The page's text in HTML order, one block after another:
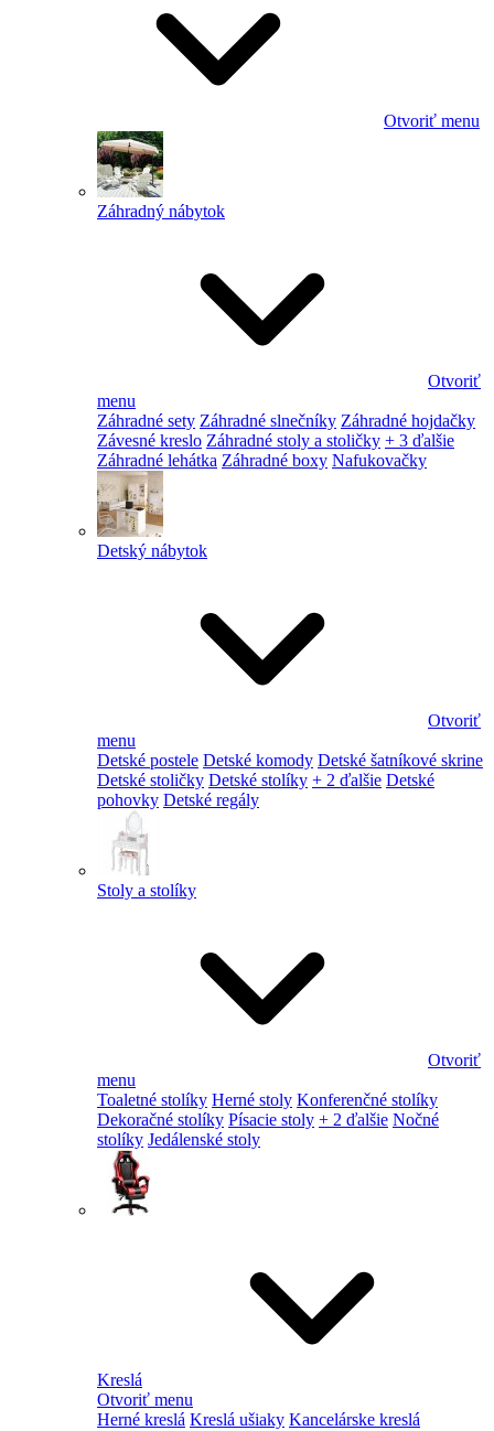
Otvoriť menu
Záhradný nábytok
Otvoriť
menu
Záhradné sety Záhradné slnečníky Záhradné hojdačky
Závesné kreslo Záhradné stoly a stoličky + 3 ďalšie
Záhradné lehátka Záhradné boxy Nafukovačky
Detský nábytok
Otvoriť
menu
Detské postele Detské komody Detské šatníkové skrine
Detské stoličky Detské stolíky + 2 ďalšie Detské
pohovky Detské regály
Stoly a stolíky
Otvoriť
menu
Toaletné stolíky Herné stoly Konferenčné stolíky
Dekoračné stolíky Písacie stoly + 2 ďalšie Nočné
stolíky Jedálenské stoly
Kreslá
Otvoriť menu
Herné kreslá Kreslá ušiaky Kancelárske kreslá